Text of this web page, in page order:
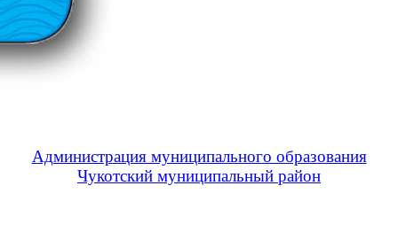
Администрация муниципального образования
Чукотский муниципальный район